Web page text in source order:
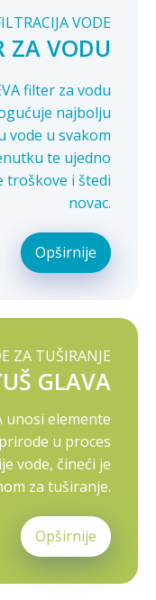
VODE
ZA VODU
filter za vodu
najbolju
vode u svakom
te ujedno
troškove i štedi
novac.
Opširnije
ZA TUŠIRANJE
GLAVA
unosi elemente
prirode u proces
vode, čineći je
za tuširanje.
Opširnije